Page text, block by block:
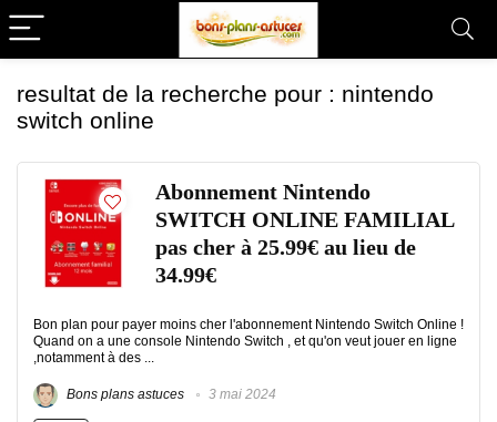
resultat de la recherche pour : nintendo
switch online
Abonnement Nintendo
SWITCH ONLINE FAMILIAL
pas cher à 25.99€ au lieu de
34.99€
Bon plan pour payer moins cher l'abonnement Nintendo Switch Online !
Quand on a une console Nintendo Switch , et qu'on veut jouer en ligne
,notamment à des ...
Bons plans astuces 3 mai 2024